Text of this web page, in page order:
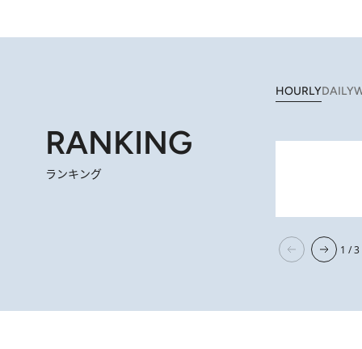
RANKING
ランキング
HOURLYDAILY
1 / 3